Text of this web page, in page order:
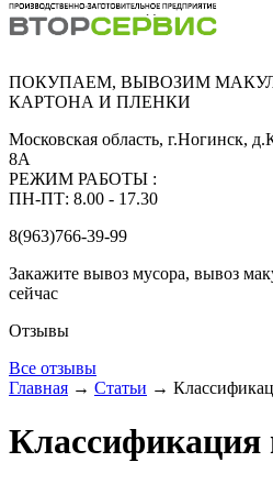
ПОКУПАЕМ, ВЫВОЗИМ
КАРТОНА И ПЛЕНКИ
Московская область, г.Ногинск,
8А
РЕЖИМ РАБОТЫ :
ПН-ПТ: 8.00 - 17.30
8(963)766-39-99
Закажите вывоз мусора, вывоз
сейчас
Отзывы
Все отзывы
Главная → Статьи →